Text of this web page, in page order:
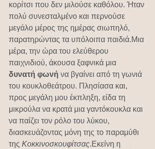
κορίτσι που δεν μιλούσε καθόλου. Ήταν
πολύ συνεσταλμένο και περνούσε
μεγάλο μέρος της ημέρας σιωπηλό,
παρατηρώντας τα υπόλοιπα παιδιά.Μια
μέρα, την ώρα του ελεύθερου
παιχνιδιού, άκουσα ξαφνικά μια
δυνατή φωνή να βγαίνει από τη γωνιά
του κουκλοθεάτρου. Πλησίασα και,
προς μεγάλη μου έκπληξη, είδα τη
μικρούλα να κρατά μια γαντόκουκλα και
να παίζει τον ρόλο του λύκου,
διασκευάζοντας μόνη της το παραμύθι
της Κοκκινοσκουφίτσας.Εκείνη η